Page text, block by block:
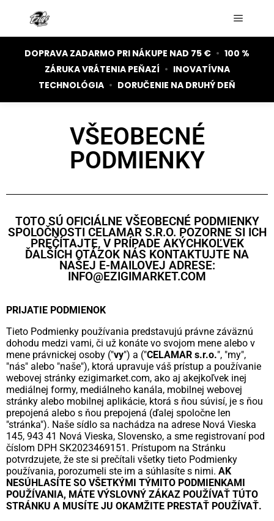
DOPRAVA ZADARMO PRI NÁKUPE NAD 75 € • 100 %
ZÁRUKA VRÁTENIA PEŇAZÍ • INOVATÍVNA
TECHNOLÓGIA • DORUČENIE NA DRUHÝ DEŇ
VŠEOBECNÉ
PODMIENKY
TOTO SÚ OFICIÁLNE VŠEOBECNÉ PODMIENKY
SPOLOČNOSTI CELAMAR S.R.O. POZORNE SI ICH
PREČÍTAJTE, V PRÍPADE AKÝCHKOĽVEK
ĎALŠÍCH OTÁZOK NÁS KONTAKTUJTE NA
NAŠEJ E-MAILOVEJ ADRESE:
INFO@EZIGIMARKET.COM
PRIJATIE PODMIENOK
Tieto Podmienky používania predstavujú právne záväznú
dohodu medzi vami, či už konáte vo svojom mene alebo v
mene právnickej osoby ("vy") a ("CELAMAR s.r.o.", "my",
"nás" alebo "naše"), ktorá upravuje váš prístup a používanie
webovej stránky ezigimarket.com, ako aj akejkoľvek inej
mediálnej formy, mediálneho kanála, mobilnej webovej
stránky alebo mobilnej aplikácie, ktorá s ňou súvisí, je s ňou
prepojená alebo s ňou prepojená (ďalej spoločne len
"stránka"). Naše sídlo sa nachádza na adrese Nová Vieska
145, 943 41 Nová Vieska, Slovensko, a sme registrovaní pod
číslom DPH SK2023469151. Prístupom na Stránku
potvrdzujete, že ste si prečítali všetky tieto Podmienky
používania, porozumeli ste im a súhlasíte s nimi. AK
NESÚHLASÍTE SO VŠETKÝMI TÝMITO PODMIENKAMI
POUŽÍVANIA, MÁTE VÝSLOVNÝ ZÁKAZ POUŽÍVAŤ TÚTO
STRÁNKU A MUSÍTE JU OKAMŽITE PRESTAŤ POUŽÍVAŤ.